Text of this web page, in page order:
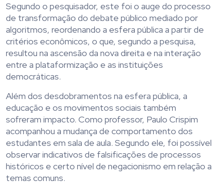
Segundo o pesquisador, este foi o auge do processo
de transformação do debate público mediado por
algoritmos, reordenando a esfera pública a partir de
critérios econômicos, o que, segundo a pesquisa,
resultou na ascensão da nova direita e na interação
entre a plataformização e as instituições
democráticas.
Além dos desdobramentos na esfera pública, a
educação e os movimentos sociais também
sofreram impacto. Como professor, Paulo Crispim
acompanhou a mudança de comportamento dos
estudantes em sala de aula. Segundo ele, foi possível
observar indicativos de falsificações de processos
históricos e certo nível de negacionismo em relação a
temas comuns.